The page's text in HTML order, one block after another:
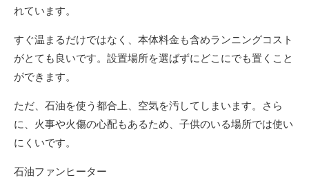
れています。
すぐ温まるだけではなく、本体料金も含めランニングコスト
がとても良いです。設置場所を選ばずにどこにでも置くこと
ができます。
ただ、石油を使う都合上、空気を汚してしまいます。さら
に、火事や火傷の心配もあるため、子供のいる場所では使い
にくいです。
石油ファンヒーター